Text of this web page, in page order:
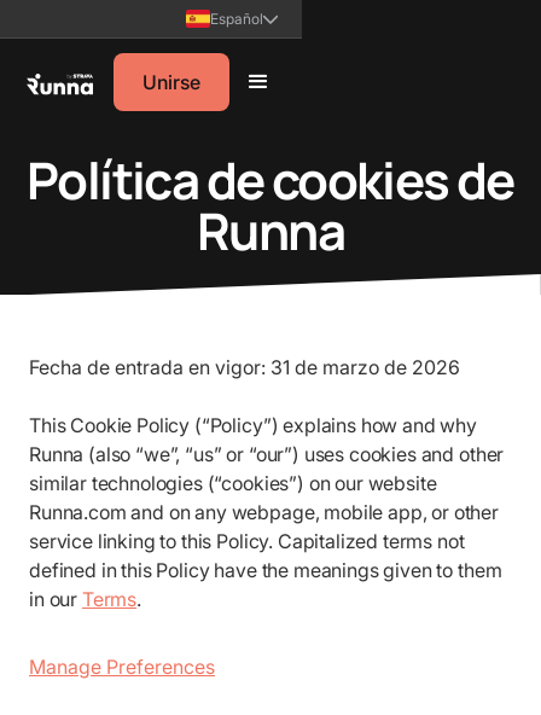
Español
Unirse
Política de cookies de
Runna
Fecha de entrada en vigor: 31 de marzo de 2026
This Cookie Policy (“Policy”) explains how and why
Runna (also “we”, “us” or “our”) uses cookies and other
similar technologies (“cookies”) on our website
Runna.com and on any webpage, mobile app, or other
service linking to this Policy. Capitalized terms not
defined in this Policy have the meanings given to them
in our Terms.
Manage Preferences